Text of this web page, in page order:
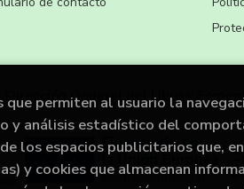
General del Libro y
permiten al usuario la
y análisis estadístico del
los espacios publicitarios que,
y cookies que almacenan